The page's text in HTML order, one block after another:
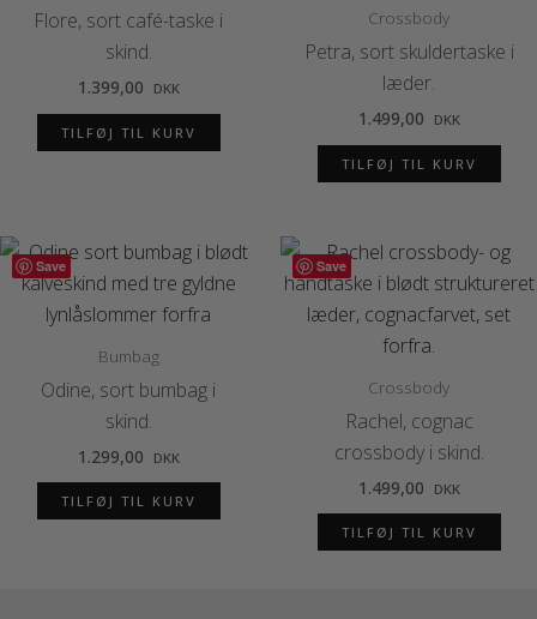
Flore, sort café-taske i
skind.
1.399,00 DKK
TILFØJ TIL KURV
Crossbody
Petra, sort skuldertaske i
læder.
1.499,00 DKK
TILFØJ TIL KURV
Save
Bumbag
Odine, sort bumbag i
skind.
1.299,00 DKK
TILFØJ TIL KURV
Save
Crossbody
Rachel, cognac
crossbody i skind.
1.499,00 DKK
TILFØJ TIL KURV